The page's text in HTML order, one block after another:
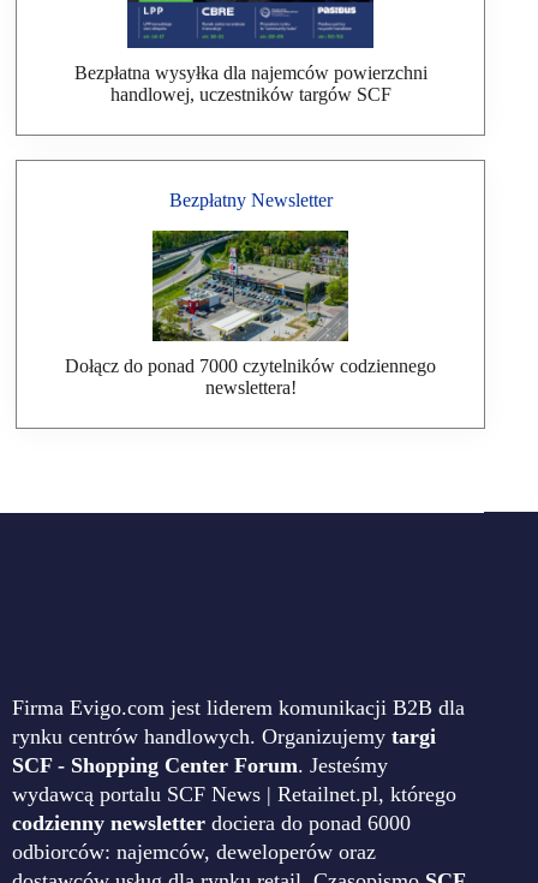
Bezpłatna wysyłka dla najemców powierzchni
handlowej, uczestników targów SCF
Bezpłatny Newsletter
Dołącz do ponad 7000 czytelników codziennego
newslettera!
Firma Evigo.com jest liderem komunikacji B2B dla
rynku centrów handlowych. Organizujemy targi
SCF - Shopping Center Forum. Jesteśmy
wydawcą portalu SCF News | Retailnet.pl, którego
codzienny newsletter dociera do ponad 6000
odbiorców: najemców, deweloperów oraz